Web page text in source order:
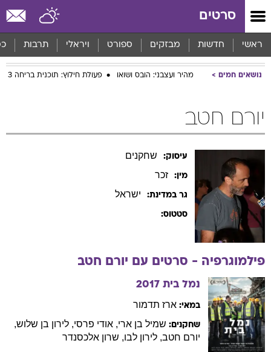
סרטים
ראשי חדשות מבזקים ספורט ויראלי תרבות
נושאים חמים מהיר ועצבני: הובס ושואו פעולת חילוץ: תוכנית בריחה 3
יורם חטב
עיסוק: שחקנים
מין: זכר
גר במדינת: ישראל
סטטוס:
פילמוגרפיה - סרטים עם יורם חטב
נמל בית 2017
במאי: ארז תדמור
שחקנים: שמיל בן ארי, אודי פרסי, לירון בן שלוש,
יורם חטב, לירון לבו, שרון אלכסנדר